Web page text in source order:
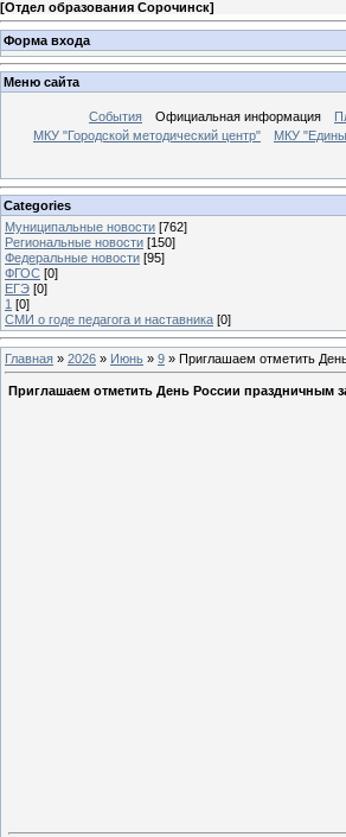
[Отдел образования Сорочинск]
Форма входа
Меню сайта
События Официальная информация
МКУ "Городской методический центр"
МКУ
Categories
Муниципальные новости [762]
Региональные новости [150]
Федеральные новости [95]
ФГОС [0]
ЕГЭ [0]
1 [0]
СМИ о годе педагога и наставника [0]
Главная » 2026 » Июнь » 9 » Приглашаем отметить
Приглашаем отметить День России праздничным